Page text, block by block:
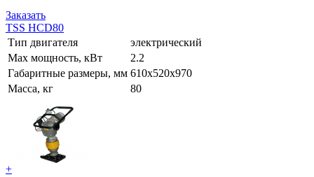
Заказать
TSS HCD80
Тип двигателя
электрический
Max мощность, кВт
2.2
Габаритные размеры, мм 610х520х970
Масса, кг
80
+